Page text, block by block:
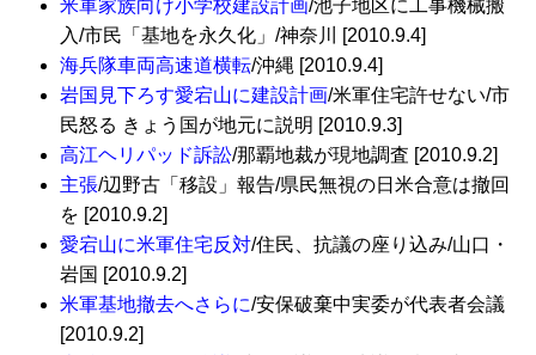
米軍家族向け小学校建設計画/池子地区に工事機械搬
入/市民「基地を永久化」/神奈川 [2010.9.4]
海兵隊車両高速道横転/沖縄 [2010.9.4]
岩国見下ろす愛宕山に建設計画/米軍住宅許せない/市
民怒る きょう国が地元に説明 [2010.9.3]
高江ヘリパッド訴訟/那覇地裁が現地調査 [2010.9.2]
主張/辺野古「移設」報告/県民無視の日米合意は撤回
を [2010.9.2]
愛宕山に米軍住宅反対/住民、抗議の座り込み/山口・
岩国 [2010.9.2]
米軍基地撤去へさらに/安保破棄中実委が代表者会議
[2010.9.2]